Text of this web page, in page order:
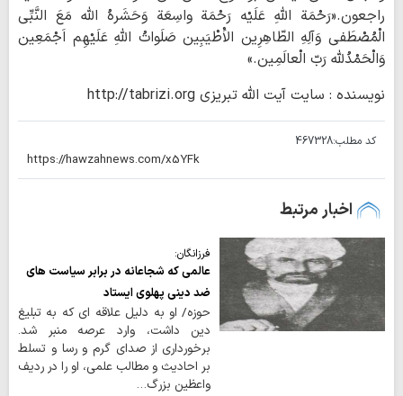
نویسنده : سايت آيت الله تبريزي http://tabrizi.org
کد مطلب:467328
اخبار مرتبط
فرزانگان:
عالمی که شجاعانه در برابر سیاست های
ضد دینی پهلوی ایستاد
حوزه/ او به دلیل علاقه ای که به تبلیغ
دین داشت، وارد عرصه منبر شد.
برخورداری از صدای گرم و رسا و تسلط
بر احادیث و مطالب علمی، او را در ردیف
واعظین بزرگ…